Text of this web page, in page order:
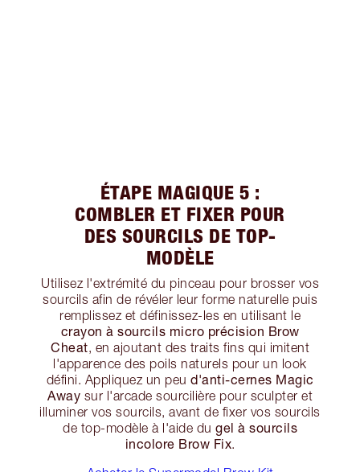
ÉTAPE MAGIQUE 5 :
COMBLER ET FIXER POUR
DES SOURCILS DE TOP-
MODÈLE
Utilisez l'extrémité du pinceau pour brosser vos
sourcils afin de révéler leur forme naturelle puis
remplissez et définissez-les en utilisant le
crayon à sourcils micro précision Brow
Cheat, en ajoutant des traits fins qui imitent
l'apparence des poils naturels pour un look
défini. Appliquez un peu d'anti-cernes Magic
Away sur l'arcade sourcilière pour sculpter et
illuminer vos sourcils, avant de fixer vos sourcils
de top-modèle à l'aide du gel à sourcils
incolore Brow Fix.